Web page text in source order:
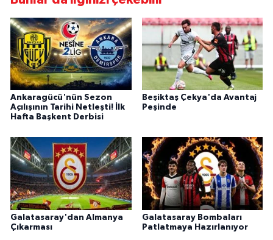
Ankaragücü'nün Sezon
Açılışının Tarihi Netleşti! İlk
Hafta Başkent Derbisi
Beşiktaş Çekya'da Avantaj
Peşinde
Galatasaray'dan Almanya
Çıkarması
Galatasaray Bombaları
Patlatmaya Hazırlanıyor